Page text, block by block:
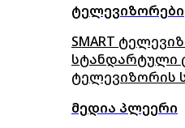
ტელევიზორები
SMART
სტანდარტული
ტელევიზორის
მედია პლეერი